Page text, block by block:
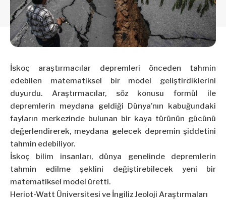
İskoç araştırmacılar depremleri önceden tahmin
edebilen matematiksel bir model geliştirdiklerini
duyurdu. Araştırmacılar, söz konusu formül ile
depremlerin meydana geldiği Dünya’nın kabuğundaki
fayların merkezinde bulunan bir kaya türünün gücünü
değerlendirerek, meydana gelecek depremin şiddetini
tahmin edebiliyor.
İskoç bilim insanları, dünya genelinde depremlerin
tahmin edilme şeklini değiştirebilecek yeni bir
matematiksel model üretti.
Heriot-Watt Üniversitesi ve İngiliz Jeoloji Araştırmaları